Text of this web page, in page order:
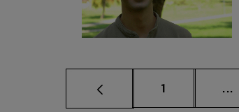
Página
1 ...